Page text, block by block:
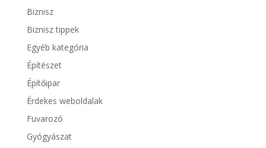
Biznisz
Biznisz tippek
Egyéb kategória
Építészet
Építőipar
Érdekes weboldalak
Fuvarozó
Gyógyászat